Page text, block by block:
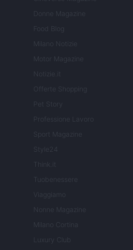
Donne Magazine
Food Blog
Milano Notizie
Motor Magazine
Notizie.it
Offerte Shopping
Pet Story
Professione Lavoro
Sport Magazine
Style24
Think.it
Tuobenessere
Viaggiamo
Nonne Magazine
Milano Cortina
Luxury Club